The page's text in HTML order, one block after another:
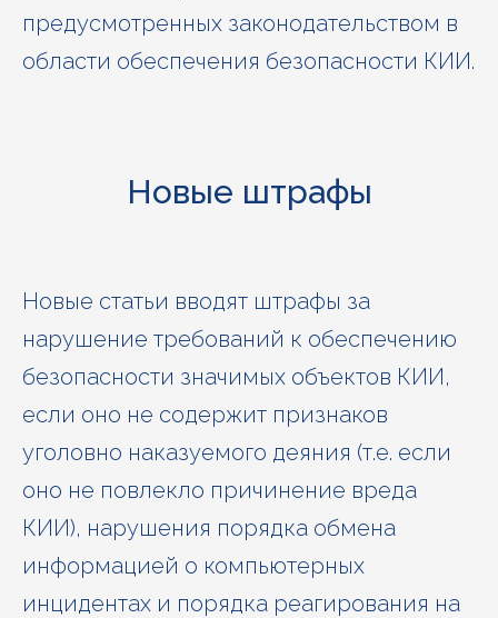
предусмотренных законодательством в
области обеспечения безопасности КИИ.
Новые штрафы
Новые статьи вводят штрафы за
нарушение требований к обеспечению
безопасности значимых объектов КИИ,
если оно не содержит признаков
уголовно наказуемого деяния (т.е. если
оно не повлекло причинение вреда
КИИ), нарушения порядка обмена
информацией о компьютерных
инцидентах и порядка реагирования на